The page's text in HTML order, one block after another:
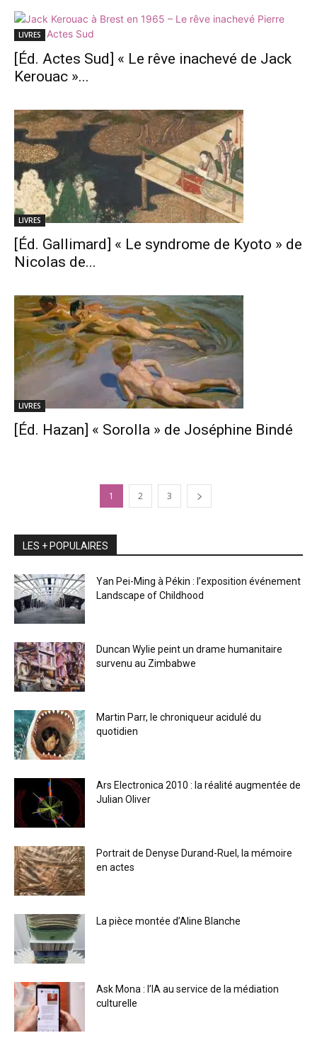
LIVRES
[Éd. Actes Sud] « Le rêve inachevé de Jack
Kerouac »...
LIVRES
[Éd. Gallimard] « Le syndrome de Kyoto » de
Nicolas de...
LIVRES
[Éd. Hazan] « Sorolla » de Joséphine Bindé
1 2 3
LES + POPULAIRES
Yan Pei-Ming à Pékin : l’exposition événement
Landscape of Childhood
Duncan Wylie peint un drame humanitaire
survenu au Zimbabwe
Martin Parr, le chroniqueur acidulé du
quotidien
Ars Electronica 2010 : la réalité augmentée de
Julian Oliver
Portrait de Denyse Durand-Ruel, la mémoire
en actes
La pièce montée d’Aline Blanche
Ask Mona : l’IA au service de la médiation
culturelle